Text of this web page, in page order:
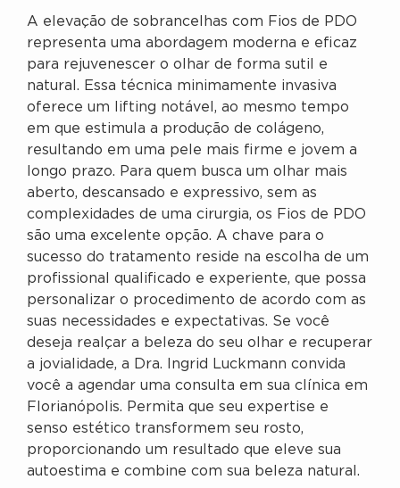
A elevação de sobrancelhas com Fios de PDO
representa uma abordagem moderna e eficaz
para rejuvenescer o olhar de forma sutil e
natural. Essa técnica minimamente invasiva
oferece um lifting notável, ao mesmo tempo
em que estimula a produção de colágeno,
resultando em uma pele mais firme e jovem a
longo prazo. Para quem busca um olhar mais
aberto, descansado e expressivo, sem as
complexidades de uma cirurgia, os Fios de PDO
são uma excelente opção. A chave para o
sucesso do tratamento reside na escolha de um
profissional qualificado e experiente, que possa
personalizar o procedimento de acordo com as
suas necessidades e expectativas. Se você
deseja realçar a beleza do seu olhar e recuperar
a jovialidade, a Dra. Ingrid Luckmann convida
você a agendar uma consulta em sua clínica em
Florianópolis. Permita que seu expertise e
senso estético transformem seu rosto,
proporcionando um resultado que eleve sua
autoestima e combine com sua beleza natural.